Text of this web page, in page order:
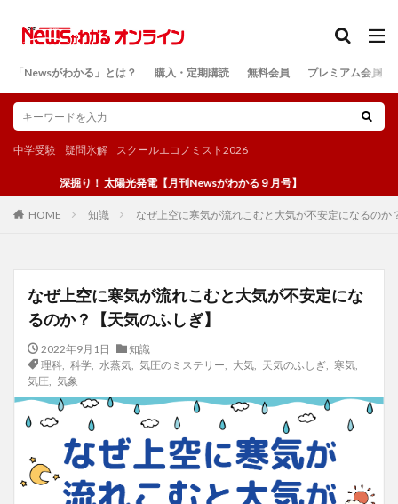
「Newsがわかる」とは？ 購入・定期購読 無料会員 プレミアム会員
中学受験 疑問氷解 スクールエコノミスト2026
深掘り！ 太陽光発電【月刊Newsがわかる９月号】
HOME 知識 なぜ上空に寒気が流れこむと大気が不安定になるのか
なぜ上空に寒気が流れこむと大気が不安定にな
るのか？【天気のふしぎ】
2022年9月1日
知識
理科, 科学, 水蒸気 気圧のミステリー 大気 天気のふしぎ, 寒気
気圧
気象
検索